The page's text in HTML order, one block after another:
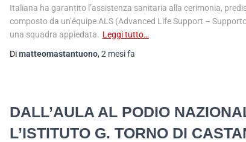
Italiana ha garantito l’assistenza sanitaria alla cerimonia,
composto da un’équipe ALS (Advanced Life Support –
una squadra appiedata. Leggi tutto…
Dimatteomastantuono,2 mesifa
DALL’AULA AL PODIO
L’ISTITUTO G. TORNO DI